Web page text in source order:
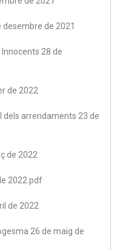
de 2021
28 de
de 2022
dels arrendaments 23 de
de 2022
2022.pdf
de 2022
26 de maig de